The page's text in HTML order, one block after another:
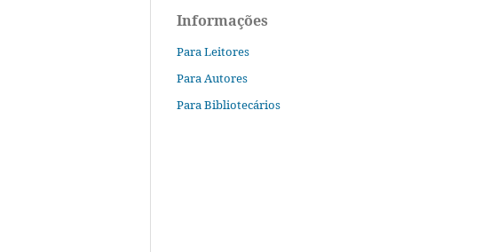
Informações
Para Leitores
Para Autores
Para Bibliotecários